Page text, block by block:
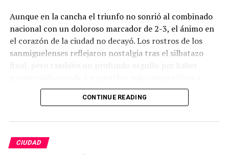
Aunque en la cancha el triunfo no sonrió al combinado
nacional con un doloroso marcador de 2-3, el ánimo en
el corazón de la ciudad no decayó. Los rostros de los
sanmiguelenses reflejaron nostalgia tras el silbatazo
final, pero también un profundo orgullo por haber
intensos de la Selección Mexicana en su historia
reciente, devolviendo una esperanza y una unión por el
Para garantizar el orden y la tranquilidad de las familias,
las corporaciones de seguridad mantuvieron un
CONTINUE READING
CIUDAD